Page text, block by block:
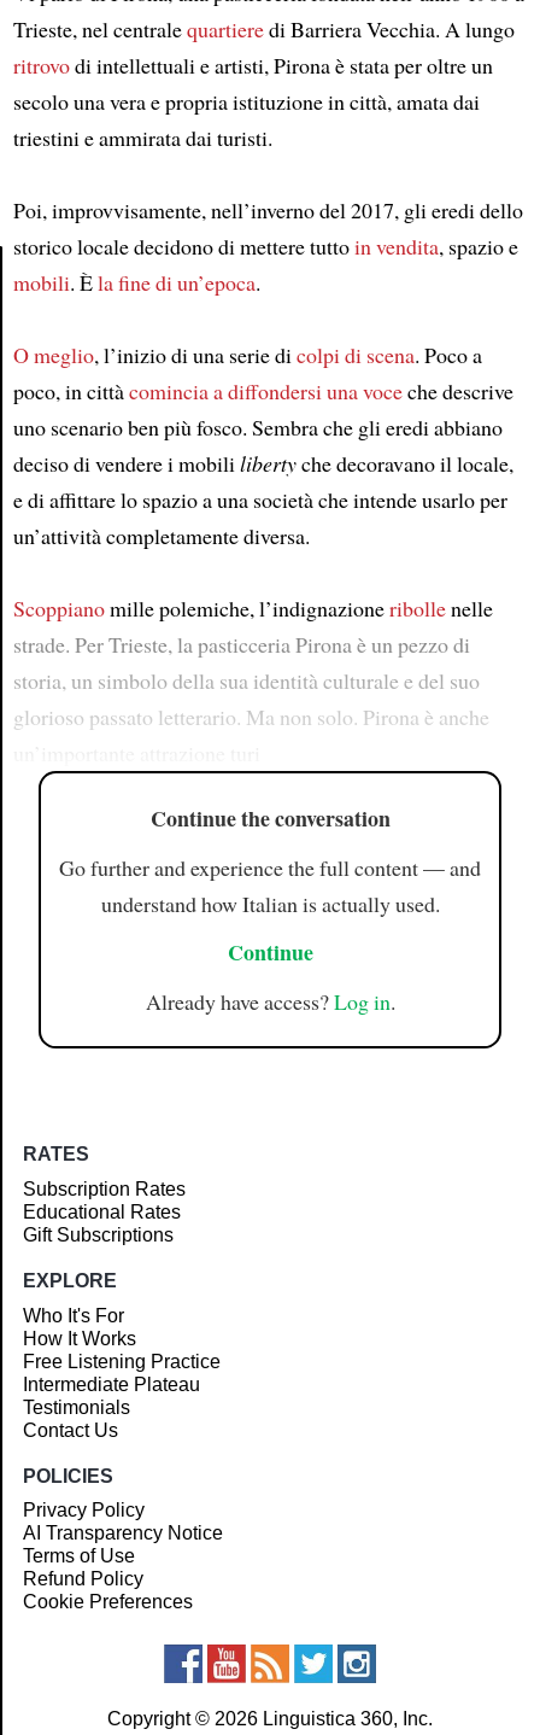
Trieste, nel centralequartieredi Barriera Vecchia. A lungo
ritrovodi intellettuali e artisti, Pirona è stata per oltre un
secolo una vera e propria istituzione in città, amata dai
triestini e ammirata dai turisti.
Poi, improvvisamente, nell’inverno del 2017, gli eredi dello
storico locale decidono di mettere tuttoin vendita, spazio e
mobili. Èla fine di un’epoca.
O meglio, l’inizio di una serie dicolpi di scena. Poco a
poco, in cittàcomincia a diffondersiuna voceche descrive
uno scenario ben più fosco. Sembra che gli eredi abbiano
deciso di vendere i mobililibertyche decoravano il locale,
e di affittare lo spazio a una società che intende usarlo per
un’attività completamente diversa.
Scoppianomille polemiche, l’indignazioneribollenelle
strade. Per Trieste, la pasticceria Pirona è un pezzo di
storia, un simbolo della sua identità culturale e del suo
glorioso passato letterario. Ma non solo. Pirona è anche
Continue the conversation
Go further and experience the full content — and
understand how Italian is actually used.
Continue
Already have access?Log in.
RATES
Subscription Rates
Educational Rates
Gift Subscriptions
EXPLORE
Who It's For
How It Works
Free Listening Practice
Intermediate Plateau
Testimonials
Contact Us
POLICIES
Privacy Policy
AI Transparency Notice
Terms of Use
Refund Policy
Cookie Preferences
Copyright © 2026 Linguistica 360, Inc.